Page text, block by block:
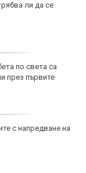
ли да се
по света са
през първите
с напредване на